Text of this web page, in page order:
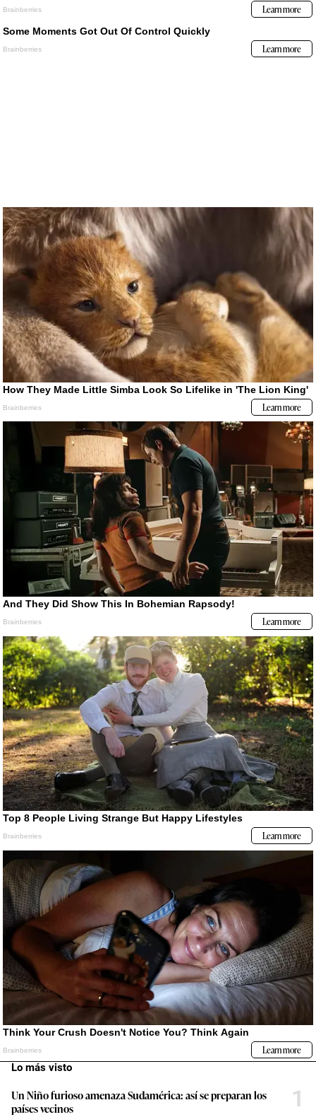
Lo más visto
Un Niño furioso amenaza Sudamérica: así se preparan los
países vecinos
1